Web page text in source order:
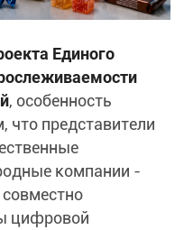
Единого
, особенность
что представители
компании -
цифровой